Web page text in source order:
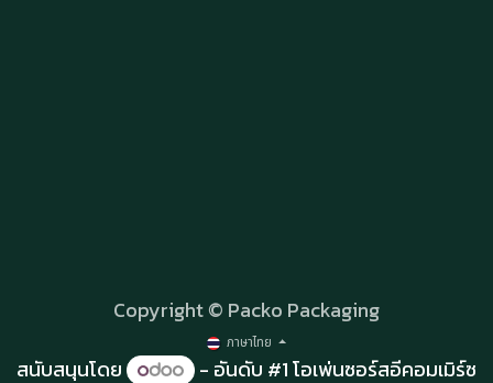
Copyright © Packo Packaging
ภาษาไทย
สนับสนุนโดย - อันดับ #1โอเพ่นซอร์สอีคอมเมิร์ซ